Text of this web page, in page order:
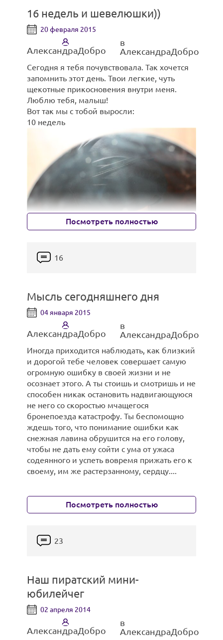
16 недель и шевелюшки))
20 февраля 2015
АлександраДобро
в
АлександраДобро
Сегодня я тебя почувствовала. Так хочется
запомнить этот день. Твои легкие, чуть
щекотные прикосновения внутри меня.
Люблю тебя, малыш!
Вот так мы с тобой выросли:
10 недель
16 недель:
Посмотреть полностью
16
Мысль сегодняшнего дня
04 января 2015
АлександраДобро
в
АлександраДобро
Иногда приходится наблюдать, как близкий
и дорогой тебе человек совершает самую
огромную ошибку в своей жизни и не
осознает этого. А ты стоишь и смотришь и не
способен никак остановить надвигающуюся
не него со скоростью мчащегося
бронепоезда катастрофу. Ты беспомощно
ждешь того, что понимание ошибки как
снежная лавина обрушится на его голову,
чтобы не дать ему сойти с ума от ужаса
содеянного и успеть вовремя прижать его к
своему, им же растерзанному, сердцу....
Посмотреть полностью
23
Наш пиратский мини-
юбилейчег
02 апреля 2014
АлександраДобро
в
АлександраДобро